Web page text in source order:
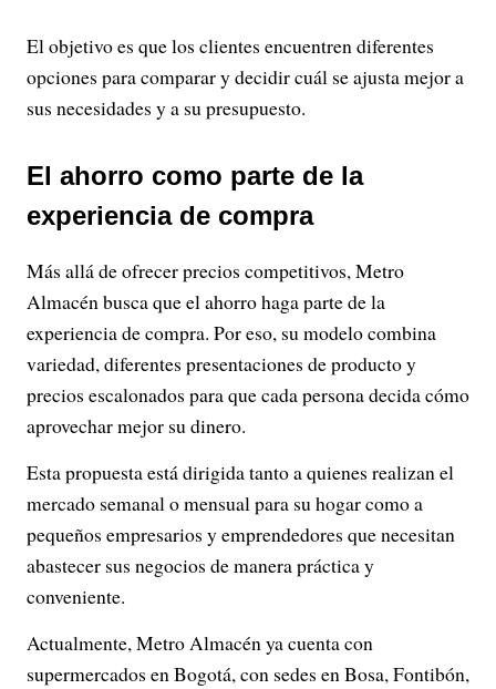
El objetivo es que los clientes encuentren diferentes
opciones para comparar y decidir cuál se ajusta mejor a
sus necesidades y a su presupuesto.
El ahorro como parte de la
experiencia de compra
Más allá de ofrecer precios competitivos, Metro
Almacén busca que el ahorro haga parte de la
experiencia de compra. Por eso, su modelo combina
variedad, diferentes presentaciones de producto y
precios escalonados para que cada persona decida cómo
aprovechar mejor su dinero.
Esta propuesta está dirigida tanto a quienes realizan el
mercado semanal o mensual para su hogar como a
pequeños empresarios y emprendedores que necesitan
abastecer sus negocios de manera práctica y
conveniente.
Actualmente, Metro Almacén ya cuenta con
supermercados en Bogotá, con sedes en Bosa, Fontibón,